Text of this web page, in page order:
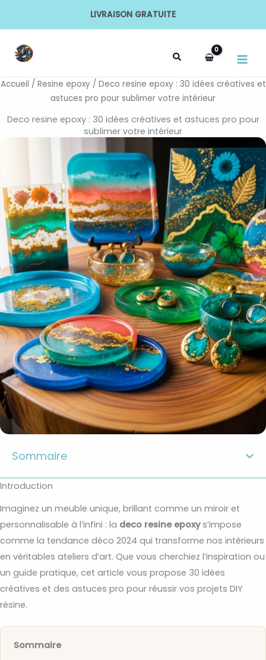
LIVRAISON GRATUITE
Accueil / Resine epoxy/ Deco resine epoxy : 30 idées créatives et
astuces pro pour sublimer votre intérieur
Deco resine epoxy : 30 idées créatives et astuces pro pour
sublimer votre intérieur
Sommaire
Introduction
Imaginez un meuble unique, brillant comme un miroir et
personnalisable à l’infini : la deco resine epoxys’impose
comme la tendance déco 2024 qui transforme nos intérieurs
en véritables ateliers d’art. Que vous cherchiez l’inspiration ou
un guide pratique, cet article vous propose 30 idées
créatives et des astuces pro pour réussir vos projets DIY
résine.
Sommaire